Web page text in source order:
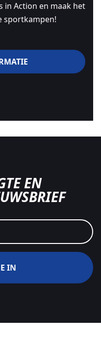
in Action en maak het
sportkampen!
EN